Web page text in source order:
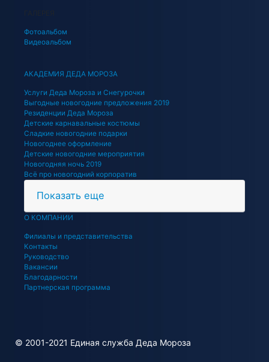
Фотоальбом
Видеоальбом
АКАДЕМИЯ ДЕДА МОРОЗА
Услуги Деда Мороза и Снегурочки
Выгодные новогодние предложения 2019
Резиденции Деда Мороза
Детские карнавальные костюмы
Сладкие новогодние подарки
Новогоднее оформление
Детские новогодние мероприятия
Новогодняя ночь 2019
Всё про новогодний корпоратив
Показать еще
О КОМПАНИИ
Филиалы и представительства
Контакты
Руководство
Вакансии
Благодарности
Партнерская программа
© 2001-2021 Единая служба Деда Мороза